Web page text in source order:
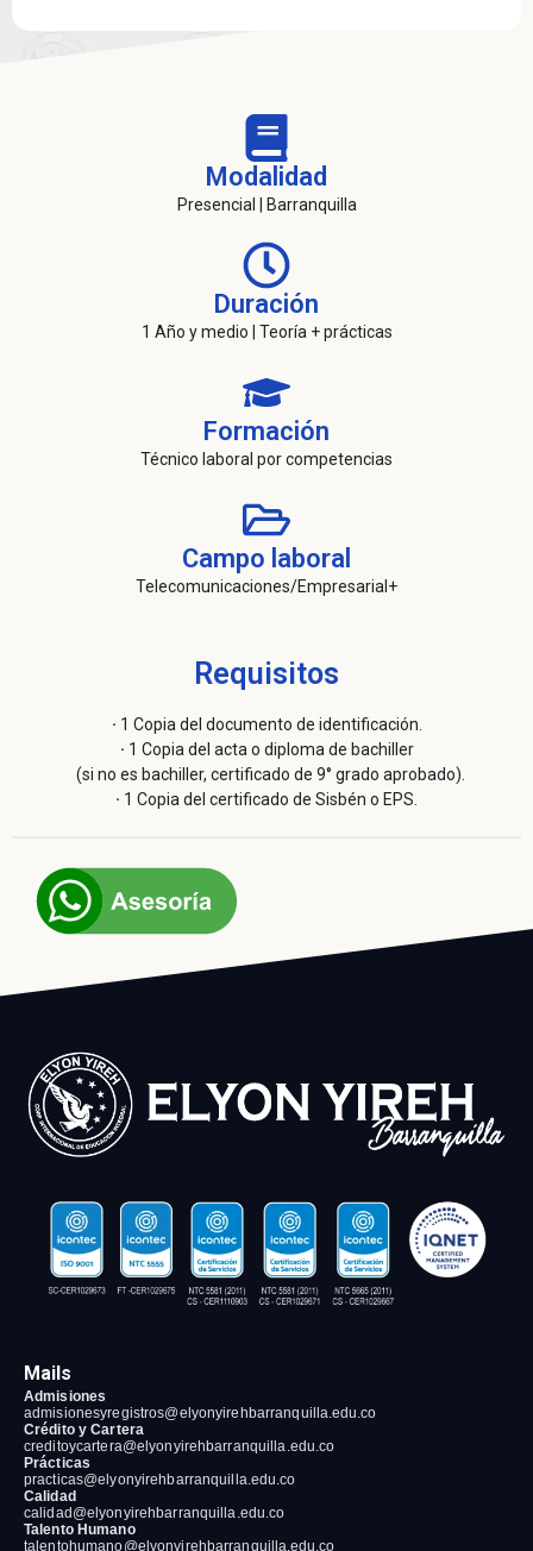
Modalidad
Presencial | Barranquilla
Duración
1 Año y medio | Teoría + prácticas
Formación
Técnico laboral por competencias
Campo laboral
Telecomunicaciones/Empresarial+
Requisitos
· 1 Copia del documento de identificación.
· 1 Copia del acta o diploma de bachiller
(si no es bachiller, certificado de 9° grado aprobado).
· 1 Copia del certificado de Sisbén o EPS.
Mails
Admisiones
admisionesyregistros@elyonyirehbarranquilla.edu.co
Crédito y Cartera
creditoycartera@elyonyirehbarranquilla.edu.co
Prácticas
practicas@elyonyirehbarranquilla.edu.co
Calidad
calidad@elyonyirehbarranquilla.edu.co
Talento Humano
talentohumano@elyonyirehbarranquilla.edu.co